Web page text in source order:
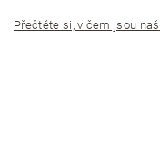
Přečtěte si, v čem jsou